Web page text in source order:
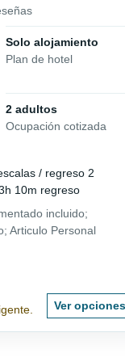
Solo alojamiento
Plan de hotel
2 adultos
Ocupación cotizada
/ regreso 2
10m regreso
incluido;
Articulo Personal
Ver